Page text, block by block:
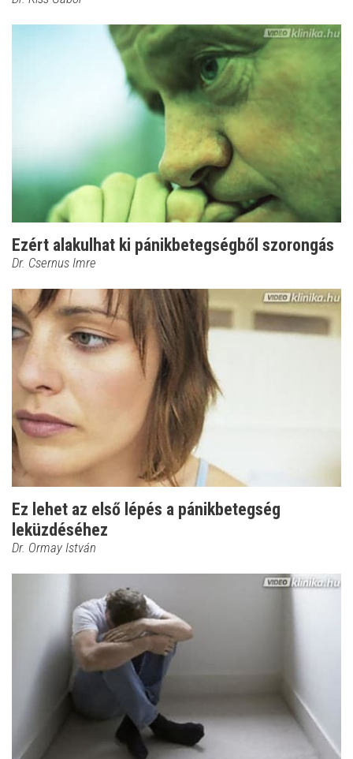
Ezért alakulhat ki pánikbetegségből szorongás
Dr. Csernus Imre
Ez lehet az első lépés a pánikbetegség
leküzdéséhez
Dr. Ormay István